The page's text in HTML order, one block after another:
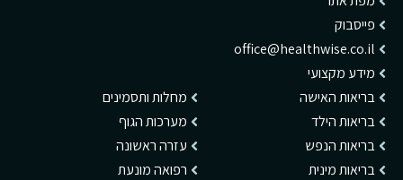
פייסבוק
office@healthwise.co.il
מידע מקצועי
בריאות האישה
בריאות הילד
בריאות הנפש
בריאות מינית
מחלות ותסמינים
מערכות הגוף
עזרה ראשונה
רפואה מונעת